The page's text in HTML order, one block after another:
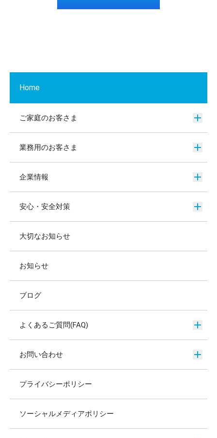
Home
ご家庭のお客さま
業務用のお客さま
企業情報
安心・安全対策
大切なお知らせ
お知らせ
ブログ
よくあるご質問(FAQ)
お問い合わせ
プライバシーポリシー
ソーシャルメディアポリシー